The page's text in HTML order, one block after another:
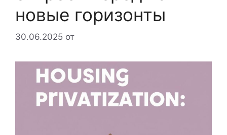
новые горизонты
30.06.2025 от